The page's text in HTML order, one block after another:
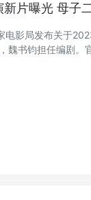
新片曝光 母子
电影局发布关于
魏书钧担任编剧。